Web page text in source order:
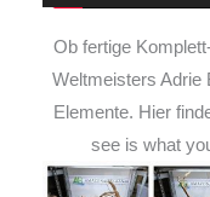
Ob fertige
Weltmeisters Adrie
Elemente. Hier
see is what